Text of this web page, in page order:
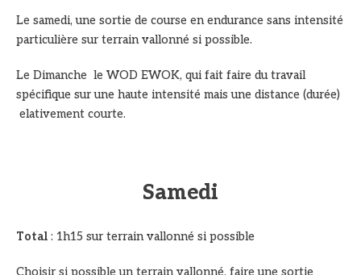
Le samedi, une sortie de course en endurance sans intensité
particulière sur terrain vallonné si possible.
Le Dimanche le WOD EWOK, qui fait faire du travail
spécifique sur une haute intensité mais une distance (durée)
elativement courte.
Samedi
Total : 1h15 sur terrain vallonné si possible
Choisir si possible un terrain vallonné, faire une sortie